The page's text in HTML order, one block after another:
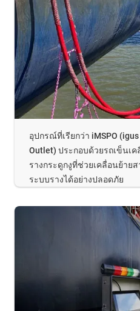
อุปกรณ์ที่เรียกว่า iMSPO
Outlet) ประกอบด้วยรถเข็นเ
รางกระดูกงูที่ช่วยเคลื่อนย้าย
ระบบรางได้อย่างปลอดภัย